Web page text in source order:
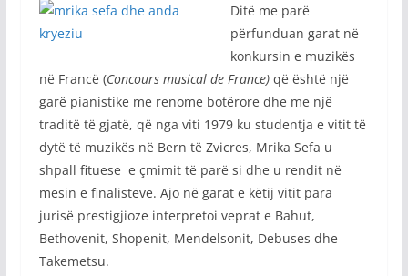
Ditë me parë
përfunduan garat në
konkursin e muzikës
në Francë (Concours musical de France)që është një
garë pianistike me renome botërore dhe me një
traditë të gjatë, që nga viti 1979 ku studentja e vitit të
dytë të muzikës në Bern të Zvicres, Mrika Sefa u
shpall fituese e çmimit të parë si dhe u rendit në
mesin e finalisteve. Ajo në garat e këtij vitit para
jurisë prestigjioze interpretoi veprat e Bahut,
Bethovenit, Shopenit, Mendelsonit, Debuses dhe
Takemetsu.